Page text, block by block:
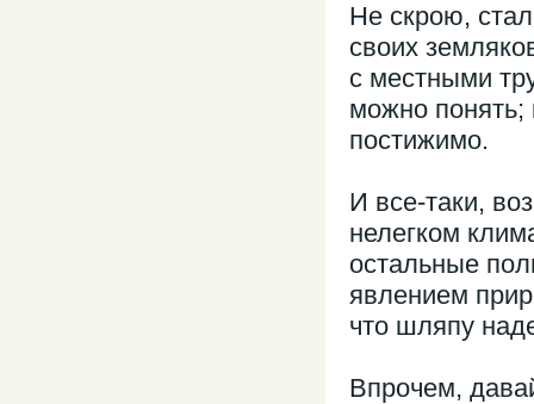
Не скрою,
своих
с местными
можно понять;
постижимо.
И все-таки,
нелегком
остальные
явлением
что шляпу
Впрочем,